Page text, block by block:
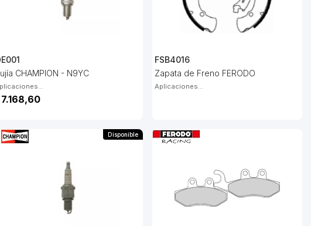
CHAMPION - N9YC
FSB4016
Zapata de Freno FERODO
Aplicaciones...
Disponible